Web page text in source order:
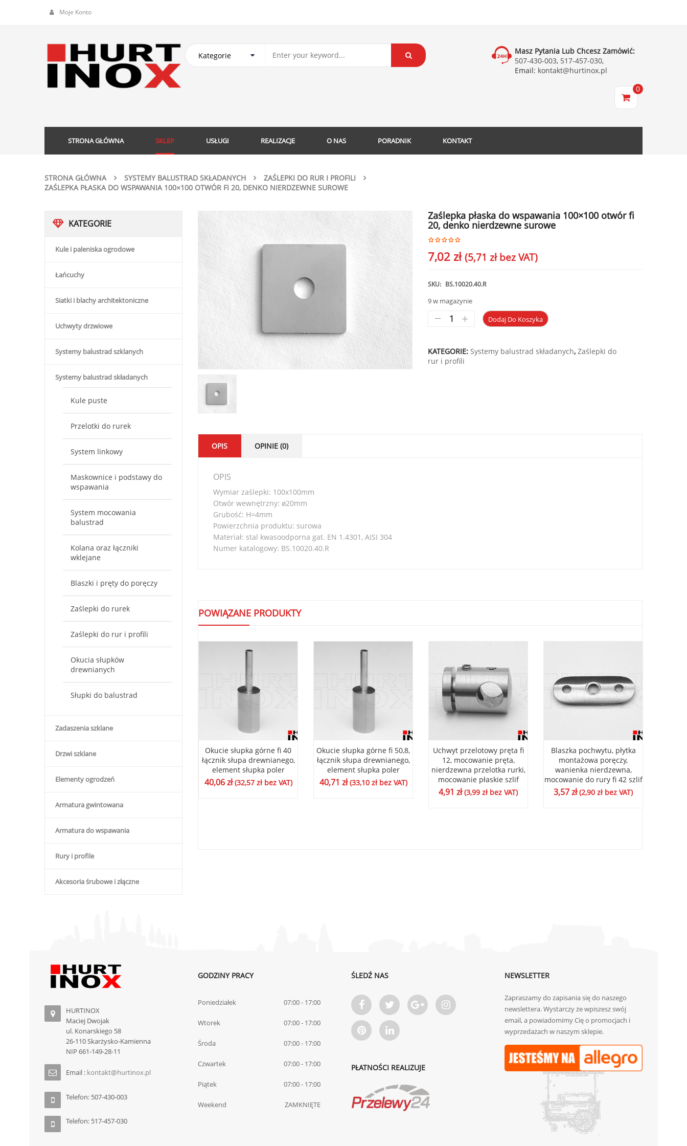
Moje Konto
Masz Pytania Lub Chcesz Zamówić:
507-430-003, 517-457-030,
Email: kontakt@hurtinox.pl
0
STRONA GŁÓWNA SKLEP USŁUGI REALIZACJE O NAS PORADNIK KONTAKT
STRONA GŁÓWNA SYSTEMY BALUSTRAD SKŁADANYCH
ZAŚLEPKI DO RUR I PROFILI
ZAŚLEPKA PŁASKA DO WSPAWANIA 100×100 OTWÓR FI 20, DENKO NIERDZEWNE SUROWE
KATEGORIE
Kule i paleniska ogrodowe
Łańcuchy
Siatki i blachy architektoniczne
Uchwyty drzwiowe
Systemy balustrad szklanych
Systemy balustrad składanych
Kule puste
Przelotki do rurek
System linkowy
Maskownice i podstawy do
wspawania
System mocowania
balustrad
Kolana oraz łączniki
wklejane
Blaszki i pręty do poręczy
Zaślepki do rurek
Zaślepki do rur i profili
Okucia słupków
drewnianych
Słupki do balustrad
Zadaszenia szklane
Drzwi szklane
Elementy ogrodzeń
Armatura gwintowana
Armatura do wspawania
Rury i profile
Akcesoria śrubowe i złączne
Zaślepka płaska do wspawania 100×100 otwór fi
20, denko nierdzewne surowe
7,02 zł (5,71 złbez VAT)
SKU: BS.10020.40.R
9 w magazynie
Dodaj Do Koszyka
KATEGORIE: Systemy balustrad składanych, Zaślepki do
rur i profili
OPIS OPINIE (0)
OPIS
Wymiar zaślepki: 100x100mm
Otwór wewnętrzny: ø20mm
Grubość: H=4mm
Powierzchnia produktu: surowa
Materiał: stal kwasoodporna gat. EN 1.4301, AISI 304
Numer katalogowy: BS.10020.40.R
POWIĄZANE PRODUKTY
pochwytu, płytka
do rury fi 42 szlif
Pręt uchwytu poręczy fi 12,
nastawny przegubowy szlif
Okucie słupka górne fi 40
łącznik słupa drewnianego,
element słupka poler
40,06zł (32,57 złbez VAT)
Okucie słupka górne fi 50,8,
łącznik słupa drewnianego,
element słupka poler
40,71 zł (33,10 złbez VAT)
Uchwyt przelotowy pręta fi
12, mocowanie pręta,
nierdzewna przelotka rurki,
mocowanie płaskie szlif
4,91 zł (3,99 złbez VAT)
Blaszka pochwytu, płytka
montażowa poręczy,
wanienka nierdzewna,
mocowanie do rury fi 42 szlif
3,57zł (2,90 złbez VAT)
HURTINOX
Maciej Dwojak
ul. Konarskiego 58
26-110 Skarżysko-Kamienna
NIP 661-149-28-11
Email : kontakt@hurtinox.pl
Telefon: 507-430-003
Telefon: 517-457-030
GODZINY PRACY
Poniedziałek 07:00 - 17:00
Wtorek 07:00 - 17:00
Środa 07:00 - 17:00
Czwartek 07:00 - 17:00
Piątek 07:00 - 17:00
Weekend ZAMKNIĘTE
ŚLEDŹ NAS
PŁATNOŚCI REALIZUJE
NEWSLETTER
Zapraszamy do zapisania się do naszego
newslettera. Wystarczy że wpiszesz swój
email, a powiadomimy Cię o promocjach i
wyprzedażach w naszym sklepie.